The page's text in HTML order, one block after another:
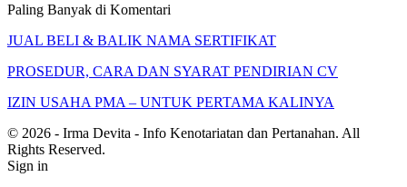
Paling Banyak di Komentari
JUAL BELI & BALIK NAMA SERTIFIKAT
PROSEDUR, CARA DAN SYARAT PENDIRIAN CV
IZIN USAHA PMA – UNTUK PERTAMA KALINYA
© 2026 - Irma Devita - Info Kenotariatan dan Pertanahan. All
Rights Reserved.
Sign in